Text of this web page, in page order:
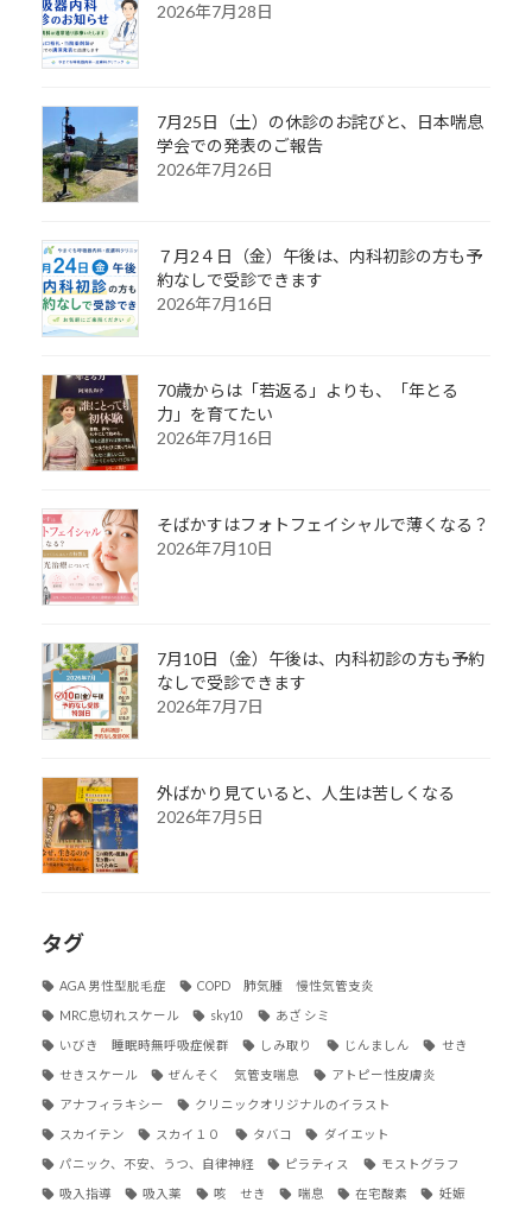
2026年7月28日
7月25日（土）の休診のお詫びと、日本喘息
学会での発表のご報告
2026年7月26日
７月2４日（金）午後は、内科初診の方も予
約なしで受診できます
2026年7月16日
70歳からは「若返る」よりも、「年とる
力」を育てたい
2026年7月16日
そばかすはフォトフェイシャルで薄くなる？
2026年7月10日
7月10日（金）午後は、内科初診の方も予約
なしで受診できます
2026年7月7日
外ばかり見ていると、人生は苦しくなる
2026年7月5日
タグ
AGA 男性型脱毛症 COPD 肺気腫 慢性気管支炎
MRC息切れスケール sky10 あざ シミ
いびき 睡眠時無呼吸症候群 しみ取り じんましん せき
せきスケール ぜんそく 気管支喘息 アトピー性皮膚炎
アナフィラキシー クリニックオリジナルのイラスト
スカイテン スカイ１０ タバコ ダイエット
パニック、不安、うつ、自律神経 ピラティス モストグラフ
吸入指導 吸入薬 咳 せき 喘息 在宅酸素 妊娠